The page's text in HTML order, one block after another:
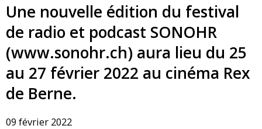
Une nouvelle édition du festival
de radio et podcast SONOHR
(www.sonohr.ch) aura lieu du 25
au 27 février 2022 au cinéma Rex
de Berne.
09 février 2022